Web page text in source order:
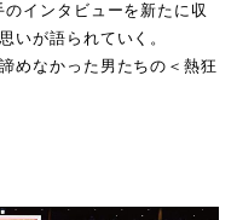
インタビューを新たに収
いが語られていく。
めなかった男たちの＜熱狂